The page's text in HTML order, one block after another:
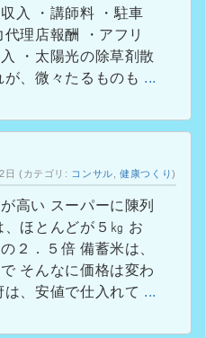
・駐車
散
ぞれが、微々たるものも ...
日 (カテゴリ: コンサル ,健康つくり)
ーに陳列
倍 備蓄米は、
わ
かと 政府は、安値で仕入れて ...